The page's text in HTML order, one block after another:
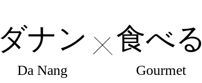
ダナン
Da Nang
食べる
Gourmet